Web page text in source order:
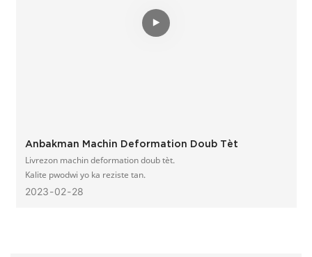
Anbakman Machin Deformation Doub Tèt
Livrezon machin deformation doub tèt.
Kalite pwodwi yo ka reziste tan.
2023 02 28